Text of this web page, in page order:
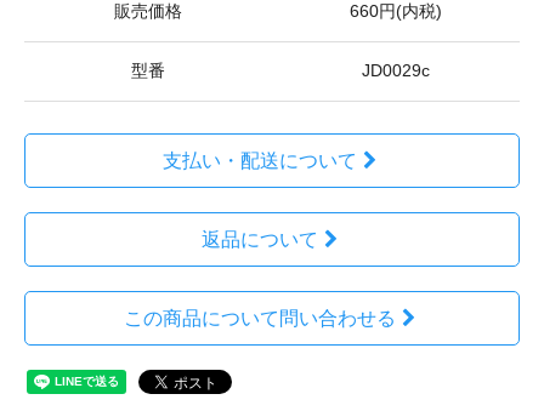
販売価格 660円(内税)
型番 JD0029c
支払い・配送について
返品について
この商品について問い合わせる